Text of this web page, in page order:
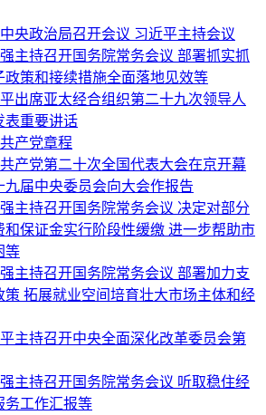
央政治局召开会议 习近平主持会议
主持召开国务院常务会议 部署抓实抓
政策和接续措施全面落地见效等
出席亚太经合组织第二十九次领导人
表重要讲话
产党章程
产党第二十次全国代表大会在京开幕
九届中央委员会向大会作报告
主持召开国务院常务会议 决定对部分
和保证金实行阶段性缓缴 进一步帮助市
等
主持召开国务院常务会议 部署加力支
策 拓展就业空间培育壮大市场主体和经
主持召开中央全面深化改革委员会第
主持召开国务院常务会议 听取稳住经
务工作汇报等